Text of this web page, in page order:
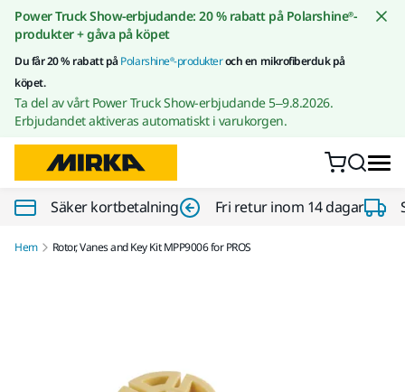
Gå till innehållet
Power Truck Show-erbjudande: 20 % rabatt på Polarshine®-
produkter + gåva på köpet
Du får 20 % rabatt påPolarshine®-produkteroch en mikrofiberduk på
köpet.
Ta del av vårt Power Truck Show-erbjudande 5–9.8.2026.
Erbjudandet aktiveras automatiskt i varukorgen.
Säker kortbetalning Fri retur inom 14 dagar
Hem Rotor, Vanes and Key Kit MPP9006 for PROS